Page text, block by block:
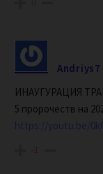
Andriys7
ИНАУГУРАЦИЯ
5 пророчеств на
https://youtu.be/
-1